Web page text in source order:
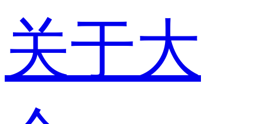
关于大